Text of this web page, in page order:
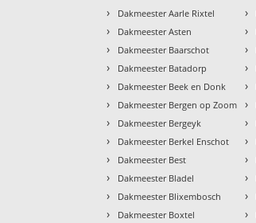
› Dakmeester Aarle Rixtel
› Dakmeester Asten
› Dakmeester Baarschot
› Dakmeester Batadorp
› Dakmeester Beek en Donk
› Dakmeester Bergen op Zoom
› Dakmeester Bergeyk
› Dakmeester Berkel Enschot
› Dakmeester Best
› Dakmeester Bladel
› Dakmeester Blixembosch
› Dakmeester Boxtel
›
›
›
›
›
›
›
›
›
›
›
›